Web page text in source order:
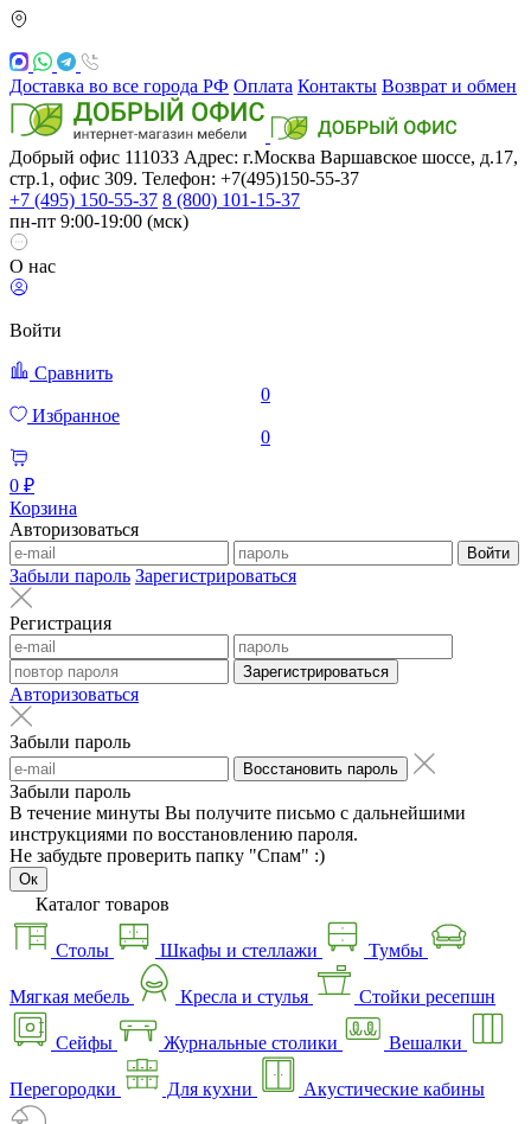
Доставка во все города РФ Оплата Контакты Возврат и обмен
Добрый офис 111033 Адрес: г.Москва Варшавское шоссе, д.17,
стр.1, офис 309. Телефон: +7(495)150-55-37
+7 (495) 150-55-37 8 (800) 101-15-37
пн-пт 9:00-19:00 (мск)
О нас
Войти
Сравнить
0
Избранное
0
0 ₽
Корзина
Авторизоваться
Войти
Забыли пароль Зарегистрироваться
Регистрация
Зарегистрироваться
Авторизоваться
Забыли пароль
Восстановить пароль
Забыли пароль
В течение минуты Вы получите письмо с дальнейшими
инструкциями по восстановлению пароля.
Не забудьте проверить папку "Спам" :)
Ок
Каталог товаров
Столы Шкафы и стеллажи Тумбы
Мягкая мебель Кресла и стулья Стойки ресепшн
Сейфы Журнальные столики Вешалки
Перегородки Для кухни Акустические кабины